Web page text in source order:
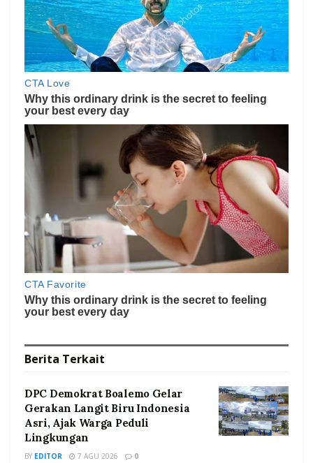
Berita Terkait
DPC Demokrat Boalemo Gelar
Gerakan Langit Biru Indonesia
Asri, Ajak Warga Peduli
Lingkungan
BY EDITOR 7 AGU 2026 0